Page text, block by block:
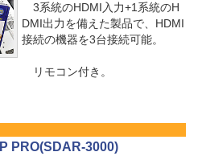
3系統のHDMI入力+1系統のH
DMI出力を備えた製品で、HDMI
接続の機器を3台接続可能。
リモコン付き。
PRO(SDAR-3000)